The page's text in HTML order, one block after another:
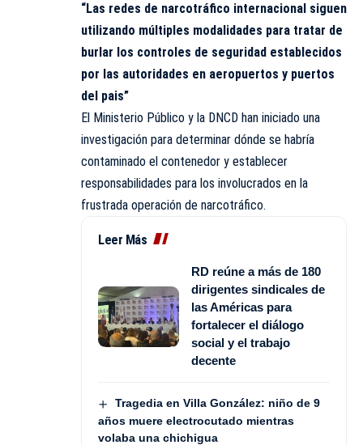
“Las redes de narcotráfico internacional siguen
utilizando múltiples modalidades para tratar de
burlar los controles de seguridad establecidos
por las autoridades en aeropuertos y puertos
del pais”
El Ministerio Público y la DNCD han iniciado una
investigación para determinar dónde se habría
contaminado el contenedor y establecer
responsabilidades para los involucrados en la
frustrada operación de narcotráfico.
Leer Más
RD reúne a más de 180
dirigentes sindicales de
las Américas para
fortalecer el diálogo
social y el trabajo
decente
Tragedia en Villa González: niño de 9
años muere electrocutado mientras
volaba una chichigua